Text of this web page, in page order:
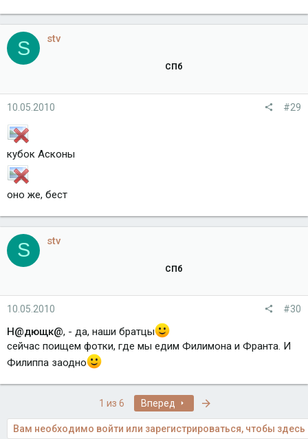
S stv
СПб
10.05.2010 #29
кубок Асконы
оно же, бест
S stv
СПб
10.05.2010 #30
Н@дющк@, - да, наши братцы
сейчас поищем фотки, где мы едим Филимона и Франта. И
Филиппа заодно
1 из 6 Вперед
Вам необходимо войти или зарегистрироваться, чтобы здесь